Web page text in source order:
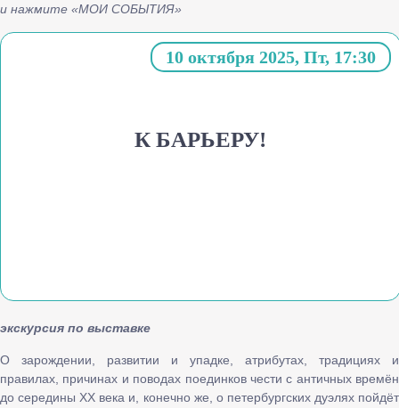
и нажмите «МОИ СОБЫТИЯ»
10 октября 2025, Пт, 17:30
К БАРЬЕРУ!
экскурсия по выставке
О зарождении, развитии и упадке, атрибутах, традициях и
правилах, причинах и поводах поединков чести с античных времён
до середины XX века и, конечно же, о петербургских дуэлях пойдёт